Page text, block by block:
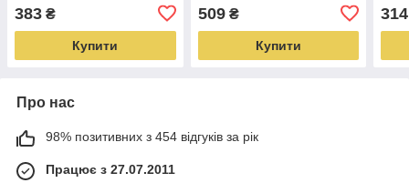
383 ₴
Купити
509₴
Купити
314
Про нас
98% позитивних з 454 відгуків за рік
Працює з 27.07.2011